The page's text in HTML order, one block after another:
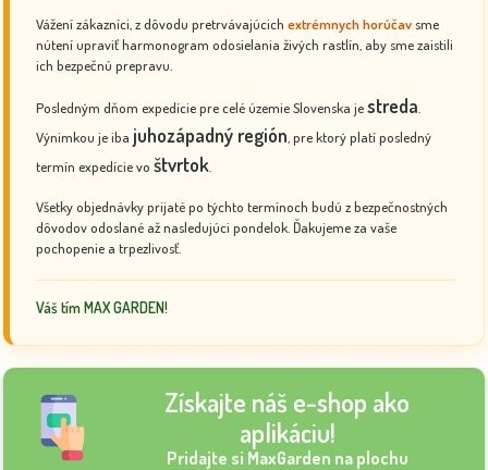
Vážení zákazníci, z dôvodu pretrvávajúcich extrémnych horúčav sme
nútení upraviť harmonogram odosielania živých rastlín, aby sme zaistili
ich bezpečnú prepravu.
Posledným dňom expedície pre celé územie Slovenska jestreda
Výnimkou je iba juhozápadný región , pre ktorý platí posledný
termín expedície vo štvrtok
Všetky objednávky prijaté po týchto termínoch budú z bezpečnostných
dôvodov odoslané až nasledujúci pondelok. Ďakujeme za vaše
pochopenie a trpezlivosť.
Váš tím MAX GARDEN!
Získajte náš e-shop ako
aplikáciu!
Pridajte si MaxGarden na plochu